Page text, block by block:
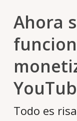
Ahora
Todo es